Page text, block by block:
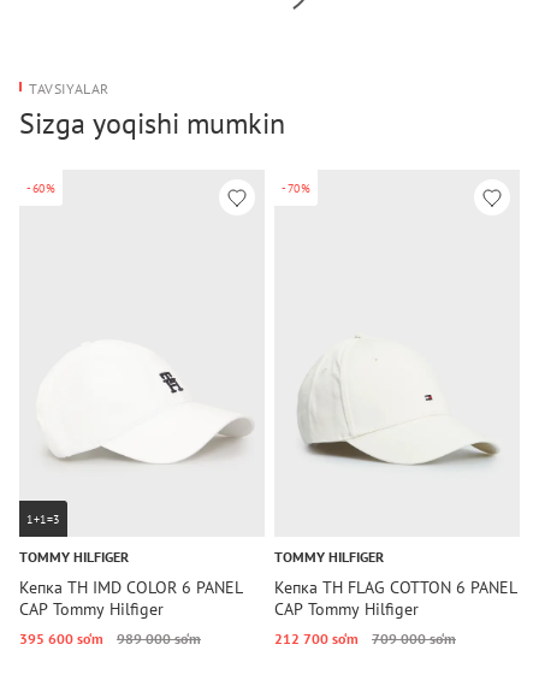
TAVSIYALAR
Sizga yoqishi mumkin
-60%
1+1=3
TOMMY HILFIGER
Кепка TH IMD COLOR 6 PANEL
CAP Tommy Hilfiger
395 600 so‘m 989 000 so‘m
-70%
TOMMY HILFIGER
Кепка TH FLAG COTTON 6 PANEL
CAP Tommy Hilfiger
212 700 so‘m 709 000 so‘m